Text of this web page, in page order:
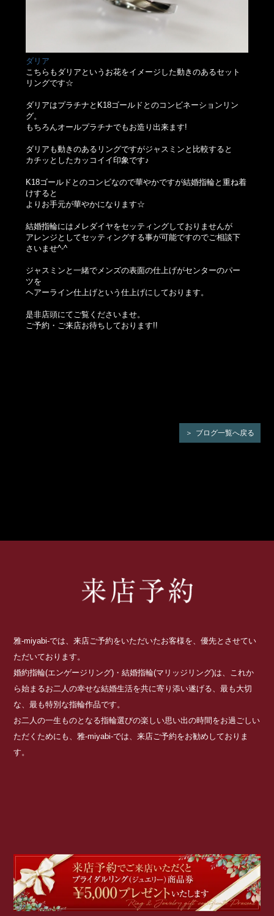
ダリア
こちらもダリアというお花をイメージした動きのあるセット
リングです☆
ダリアはプラチナとK18ゴールドとのコンビネーションリン
グ。
もちろんオールプラチナでもお造り出来ます!
ダリアも動きのあるリングですがジャスミンと比較すると
カチッとしたカッコイイ印象です♪
K18ゴールドとのコンビなので華やかですが結婚指輪と重ね着
けすると
よりお手元が華やかになります☆
結婚指輪にはメレダイヤをセッティングしておりませんが
アレンジとしてセッティングする事が可能ですのでご相談下
さいませ^-^
ジャスミンと一緒でメンズの表面の仕上げがセンターのパー
ツを
ヘアーライン仕上げという仕上げにしております。
是非店頭にてご覧くださいませ。
ご予約・ご来店お待ちしております!!
ブログ一覧へ戻る
雅-miyabi-では、来店ご予約をいただいたお客様を、優先とさせてい
ただいております。
婚約指輪(エンゲージリング)・結婚指輪(マリッジリング)は、これか
ら始まるお二人の幸せな結婚生活を共に寄り添い遂げる、最も大切
な、最も特別な指輪作品です。
お二人の一生ものとなる指輪選びの楽しい思い出の時間をお過ごしい
ただくためにも、雅-miyabi-では、来店ご予約をお勧めしておりま
す。